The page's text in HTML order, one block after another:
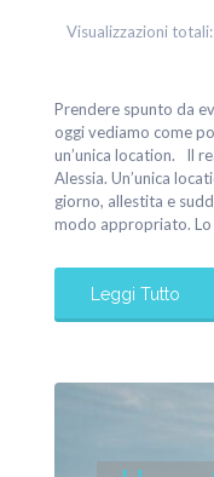
Visualizzazioni totali:
Prendere spunto da
oggi vediamo come
un’unica location. Il
Alessia. Un’unica
giorno, allestita e
modo appropriato. Lo
Leggi Tutto